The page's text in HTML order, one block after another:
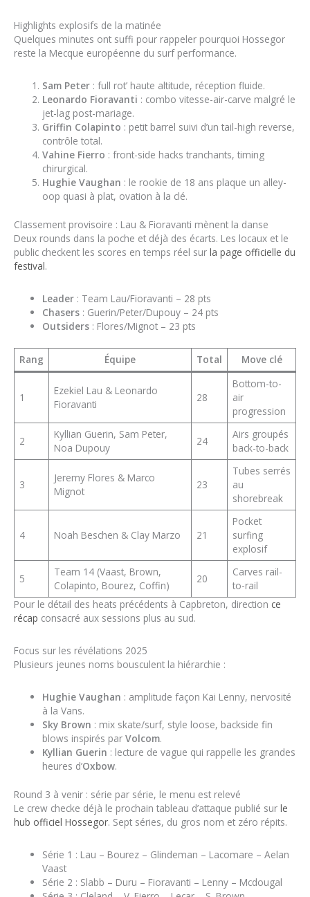
Highlights explosifs de la matinée
Quelques minutes ont suffi pour rappeler pourquoi Hossegor
reste la Mecque européenne du surf performance.
Sam Peter : full rot’ haute altitude, réception fluide.
Leonardo Fioravanti : combo vitesse-air-carve malgré le
jet-lag post-mariage.
Griffin Colapinto : petit barrel suivi d’un tail-high reverse,
contrôle total.
Vahine Fierro : front-side hacks tranchants, timing
chirurgical.
Hughie Vaughan : le rookie de 18 ans plaque un alley-
oop quasi à plat, ovation à la clé.
Classement provisoire : Lau & Fioravanti mènent la danse
Deux rounds dans la poche et déjà des écarts. Les locaux et le
public checkent les scores en temps réel sur la page officielle du
festival.
Leader : Team Lau/Fioravanti – 28 pts
Chasers : Guerin/Peter/Dupouy – 24 pts
Outsiders : Flores/Mignot – 23 pts
Rang Équipe Total Move clé
1
Ezekiel Lau & Leonardo
Fioravanti
28
Bottom-to-
air
progression
2
Kyllian Guerin, Sam Peter,
Noa Dupouy
24
Airs groupés
back-to-back
3
Jeremy Flores & Marco
Mignot
23
Tubes serrés
au
shorebreak
4 Noah Beschen & Clay Marzo 21
Pocket
surfing
explosif
5
Team 14 (Vaast, Brown,
Colapinto, Bourez, Coffin)
20
Carves rail-
to-rail
Pour le détail des heats précédents à Capbreton, direction ce
récap consacré aux sessions plus au sud.
Focus sur les révélations 2025
Plusieurs jeunes noms bousculent la hiérarchie :
Hughie Vaughan : amplitude façon Kai Lenny, nervosité
à la Vans.
Sky Brown : mix skate/surf, style loose, backside fin
blows inspirés parVolcom.
Kyllian Guerin : lecture de vague qui rappelle les grandes
heures d’Oxbow.
Round 3 à venir : série par série, le menu est relevé
Le crew checke déjà le prochain tableau d’attaque publié sur le
hub officiel Hossegor. Sept séries, du gros nom et zéro répits.
Série 1 : Lau – Bourez – Glindeman – Lacomare – Aelan
Vaast
Série 2 : Slabb – Duru – Fioravanti – Lenny – Mcdougal